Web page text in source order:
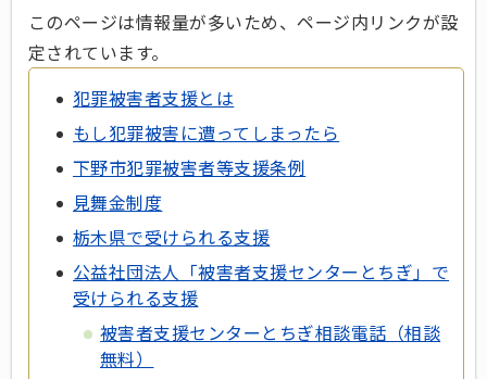
このページは情報量が多いため、ページ内リンクが設
定されています。
犯罪被害者支援とは
もし犯罪被害に遭ってしまったら
下野市犯罪被害者等支援条例
見舞金制度
栃木県で受けられる支援
公益社団法人「被害者支援センターとちぎ」で
受けられる支援
被害者支援センターとちぎ相談電話（相談
無料）